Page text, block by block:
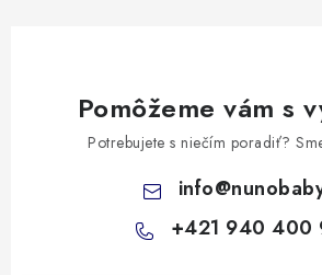
Pomôžeme vám s
Potrebujete s niečím poradiť?
info@
+421 940 400